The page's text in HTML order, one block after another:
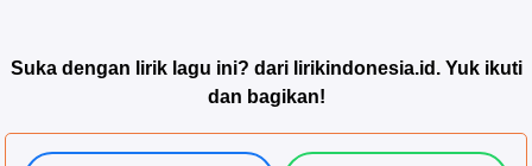
Suka dengan lirik lagu ini? dari lirikindonesia.id. Yuk ikuti
dan bagikan!